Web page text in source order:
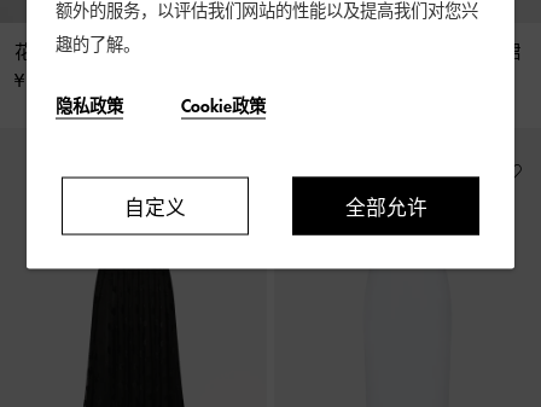
花卉提花收腰迷笛连衣裙
¥ 24,500
DG 徽标提花丝缎衬衫式连衣裙
额外的服务，以评估我们网站的性能以及提高我们对您兴
趣的了解。
隐私政策 Cookie政策
自定义 全部允许